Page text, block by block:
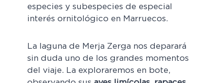
especies y subespecies de especial
interés ornitológico en Marruecos.
La laguna de Merja Zerga nos deparará
sin duda uno de los grandes momentos
del viaje. La exploraremos en bote,